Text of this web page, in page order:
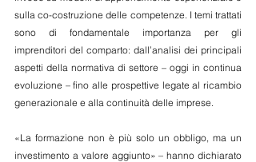
sulla co-costruzione delle competenze. I temi trattati
sono di fondamentale importanza per gli
imprenditori del comparto: dall’analisi dei principali
aspetti della normativa di settore – oggi in continua
evoluzione – fino alle prospettive legate al ricambio
generazionale e alla continuità delle imprese.
«La formazione non è più solo un obbligo, ma un
investimento a valore aggiunto» – hanno dichiarato